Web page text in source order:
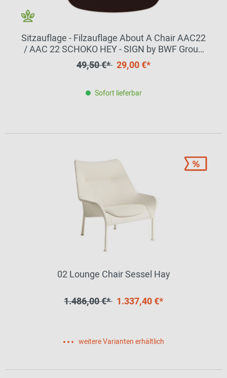
Sitzauflage - Filzauflage About A Chair AAC22
/ AAC 22 SCHOKO HEY - SIGN by BWF Group
EINZELSTÜCK
49,50 €* 29,00 €*
Sofort lieferbar
02 Lounge Chair Sessel Hay
1.486,00 €* 1.337,40 €*
weitere Varianten erhältlich